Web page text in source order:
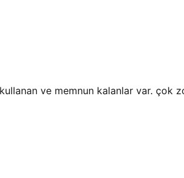
ve memnun kalanlar var. çok